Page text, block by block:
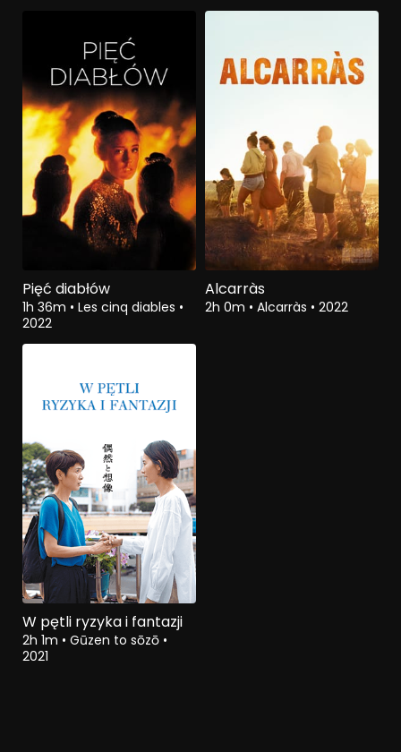
Pięć diabłów
1h 36m • Les cinq diables •
2022
Alcarràs
2h 0m • Alcarràs • 2022
W pętli ryzyka i fantazji
2h 1m • Gūzen to sōzō •
2021